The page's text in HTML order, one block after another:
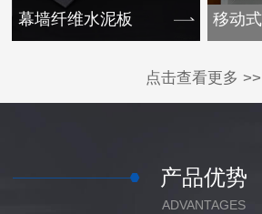
幕墙纤维水泥板 移动
点击查看更多 >>
产品优势
ADVANTAGES